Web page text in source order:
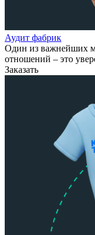
Аудит фабрик
Один из важнейших
отношений – это
Заказать